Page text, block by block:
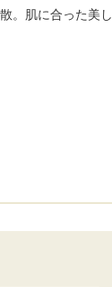
。肌に合った美し